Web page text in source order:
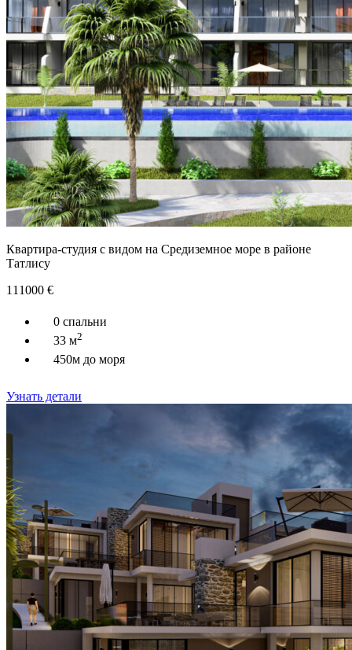
Квартира-студия с видом на Средиземное море в районе
Татлису
111000 €
0 спальни
33 м2
450м до моря
Узнать детали